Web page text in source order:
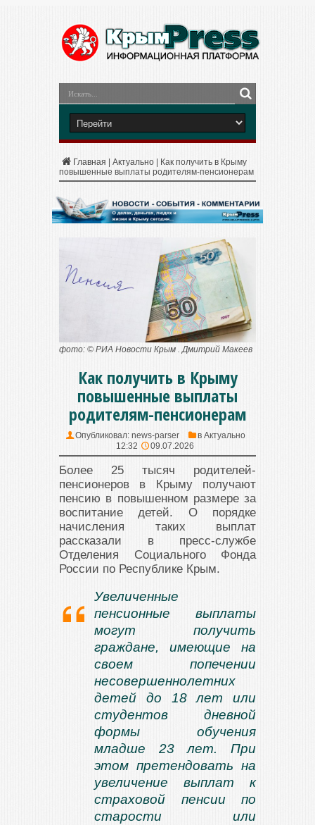
Главная Актуально
Как получить в Крыму
повышенные выплаты родителям-пенсионерам
фото: © РИА Новости Крым . Дмитрий Макеев
Как получить в Крыму
повышенные выплаты
родителям-пенсионерам
Опубликовал: news-parser в Актуально
12:32
09.07.2026
Более 25 тысяч родителей-
пенсионеров в Крыму получают
пенсию в повышенном размере за
воспитание детей. О порядке
начисления таких выплат
рассказали в пресс-службе
Отделения Социального Фонда
России по Республике Крым.
Увеличенные
пенсионные выплаты
могут получить
граждане, имеющие на
своем попечении
несовершеннолетних
детей до 18 лет или
студентов дневной
формы обучения
младше 23 лет. При
этом претендовать на
увеличение выплат к
страховой пенсии по
старости или